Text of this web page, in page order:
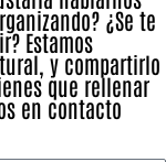
¿Se te
Estamos
y compartirlo
que rellenar
en contacto